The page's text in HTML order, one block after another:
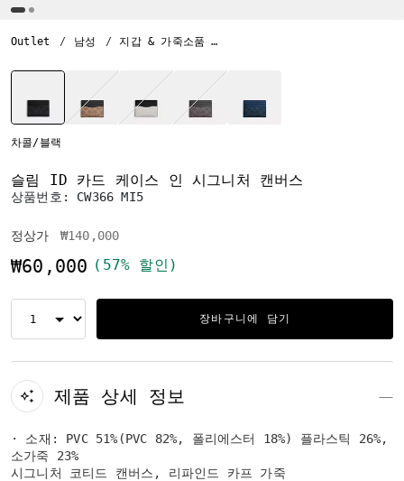
Outlet 남성 지갑 & 가죽소품
차콜/블랙
슬림 ID 카드 케이스 인 시그니처 캔버스
상품번호: CW366 MI5
정상가 가격 인하 전
₩140,000인하됨
₩60,000 (57% 할인)
장바구니에 담기
제품 상세 정보
· 소재: PVC 51%(PVC 82%, 폴리에스터 18%) 플라스틱 26%,
소가죽 23%
시그니처 코티드 캔버스, 리파인드 카프 가죽